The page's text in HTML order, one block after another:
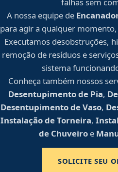
falhas sem
A nossa equipe de
para agir a qualquer
Executamos desobstruções,
remoção de resíduos e
sistema
Conheça também nossos
Desentupimento de Pia,
Desentupimento de Vaso,
Instalação de Torneira,
de Chuveiro e
SOLICITE SEU